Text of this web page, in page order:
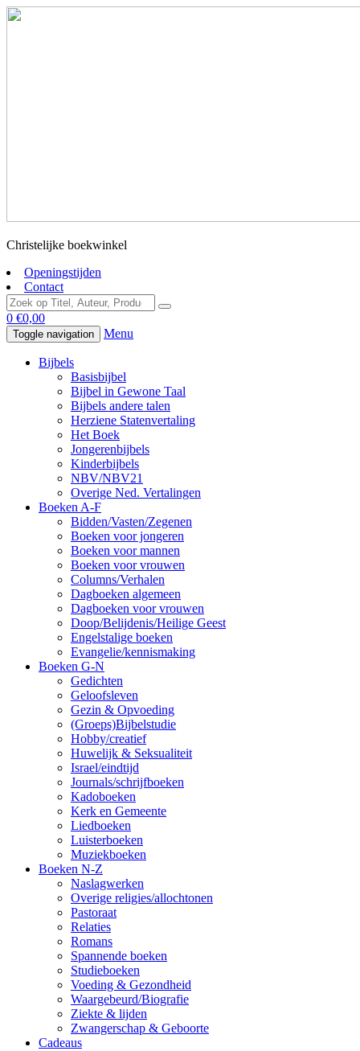
Christelijke boekwinkel
Openingstijden
Contact
0 €0,00
Toggle navigation Menu
Bijbels
Basisbijbel
Bijbel in Gewone Taal
Bijbels andere talen
Herziene Statenvertaling
Het Boek
Jongerenbijbels
Kinderbijbels
NBV/NBV21
Overige Ned. Vertalingen
Boeken A-F
Bidden/Vasten/Zegenen
Boeken voor jongeren
Boeken voor mannen
Boeken voor vrouwen
Columns/Verhalen
Dagboeken algemeen
Dagboeken voor vrouwen
Doop/Belijdenis/Heilige Geest
Engelstalige boeken
Evangelie/kennismaking
Boeken G-N
Gedichten
Geloofsleven
Gezin & Opvoeding
(Groeps)Bijbelstudie
Hobby/creatief
Huwelijk & Seksualiteit
Israel/eindtijd
Journals/schrijfboeken
Kadoboeken
Kerk en Gemeente
Liedboeken
Luisterboeken
Muziekboeken
Boeken N-Z
Naslagwerken
Overige religies/allochtonen
Pastoraat
Relaties
Romans
Spannende boeken
Studieboeken
Voeding & Gezondheid
Waargebeurd/Biografie
Ziekte & lijden
Zwangerschap & Geboorte
Cadeaus